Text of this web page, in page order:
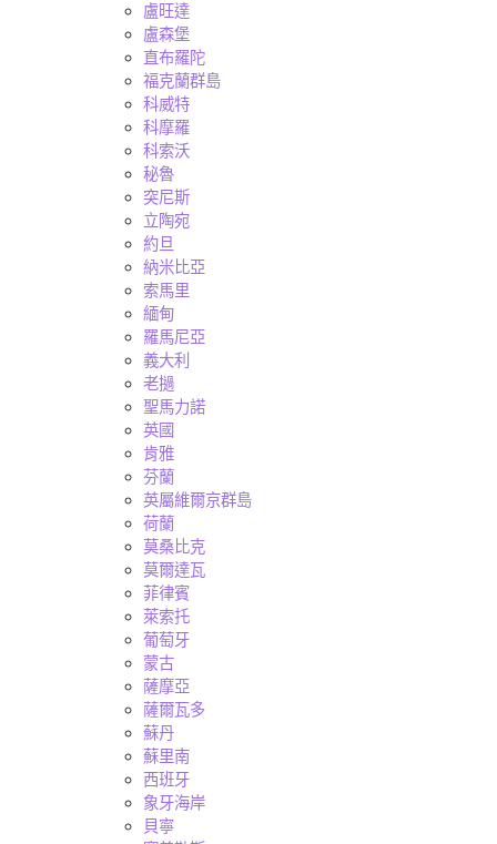
盧旺達
盧森堡
直布羅陀
福克蘭群島
科威特
科摩羅
科索沃
秘魯
突尼斯
立陶宛
約旦
納米比亞
索馬里
緬甸
羅馬尼亞
義大利
老撾
聖馬力諾
英國
肯雅
芬蘭
英屬維爾京群島
荷蘭
莫桑比克
莫爾達瓦
菲律賓
萊索托
葡萄牙
蒙古
薩摩亞
薩爾瓦多
蘇丹
蘇里南
西班牙
象牙海岸
貝寧